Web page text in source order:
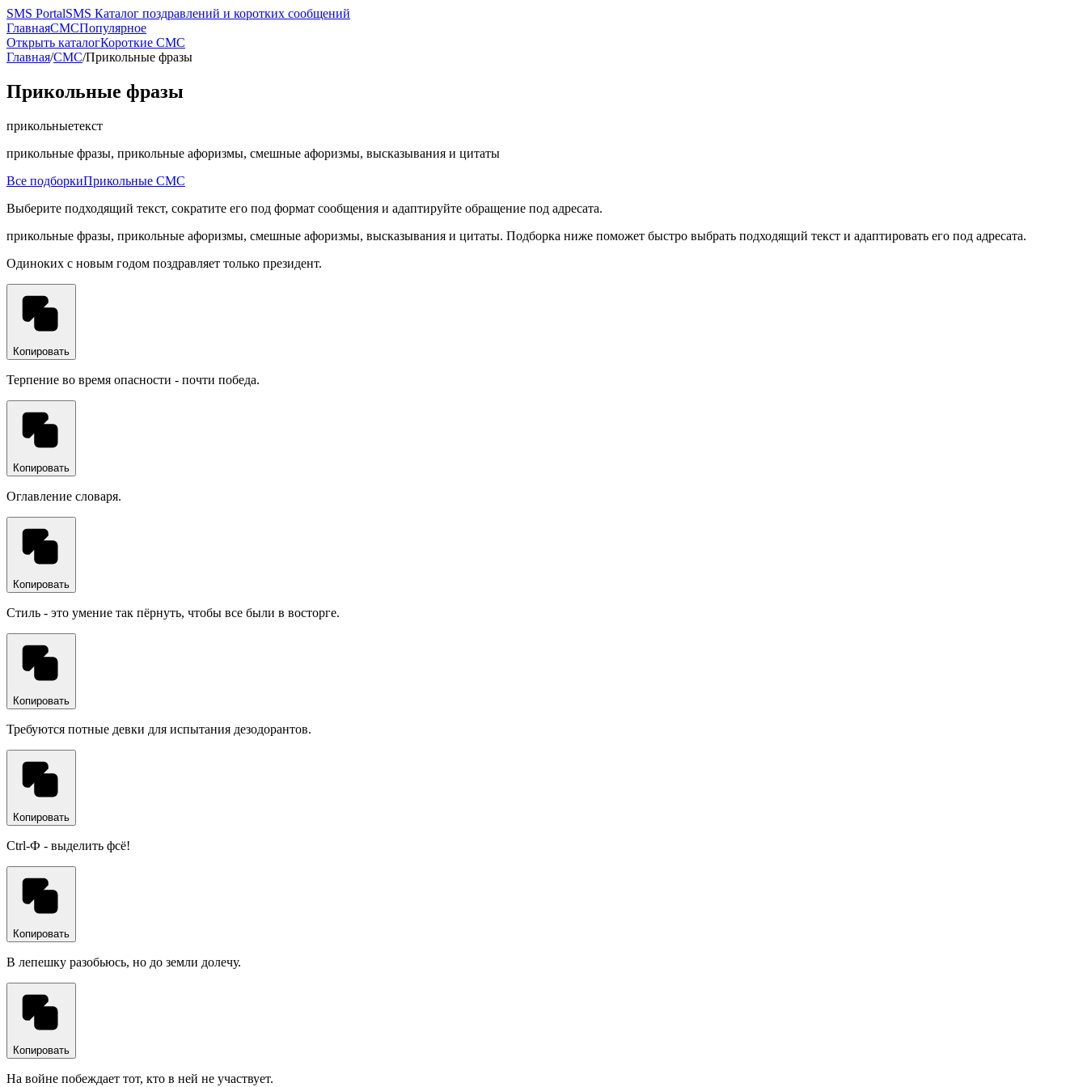
SMS PortalSMS Каталог поздравлений и коротких сообщений
ГлавнаяСМСПопулярное
Открыть каталогКороткие СМС
Главная/СМС/Прикольные фразы
Прикольные фразы
прикольныетекст
прикольные фразы, прикольные афоризмы, смешные афоризмы, высказывания и цитаты
Все подборкиПрикольные СМС
Выберите подходящий текст, сократите его под формат сообщения и адаптируйте обращение под адресата.
прикольные фразы, прикольные афоризмы, смешные афоризмы, высказывания и цитаты. Подборка ниже поможет быстро выбрать подходящий текст и адаптировать его под адресата.
Одиноких с новым годом поздравляет только президент.
Копировать
Терпение во время опасности - почти победа.
Копировать
Оглавление словаря.
Копировать
Стиль - это умение так пёрнуть, чтобы все были в восторге.
Копировать
Требуются потные девки для испытания дезодорантов.
Копировать
Ctrl-Ф - выделить фсё!
Копировать
В лепешку разобьюсь, но до земли долечу.
Копировать
На войне побеждает тот, кто в ней не участвует.